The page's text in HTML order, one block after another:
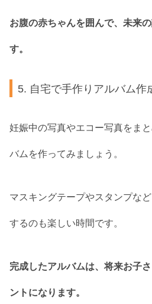
お腹の赤ちゃんを囲んで、未来
す。
5. 自宅で手作りアルバム作
妊娠中の写真やエコー写真をま
バムを作ってみましょう。
マスキングテープやスタンプな
するのも楽しい時間です。
完成したアルバムは、将来お子
ントになります。